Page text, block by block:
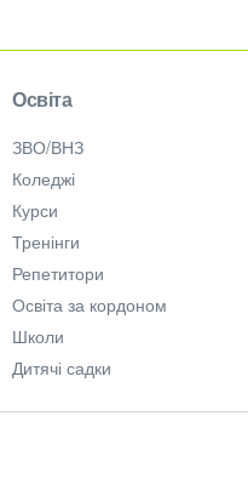
Освіта
ЗВО/ВНЗ
Коледжі
Курси
Тренінги
Репетитори
Освіта за кордоном
Школи
Дитячі садки